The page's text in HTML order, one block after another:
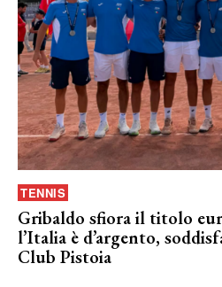
TENNIS
Gribaldo sfiora il titolo
l’Italia è d’argento,
Club Pistoia